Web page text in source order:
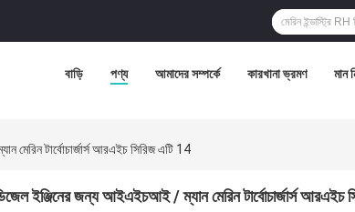
বাড়ি পণ্য আমাদের সম্পর্কে কারখানা ভ্রমণ মান
টার্বোচার্জার্স আরএইচ সিরিজ এটি 14
ইঞ্জিনের জন্য আইএইচআই / ম্যান মেরিন টার্বোচার্জার্স আরএইচ